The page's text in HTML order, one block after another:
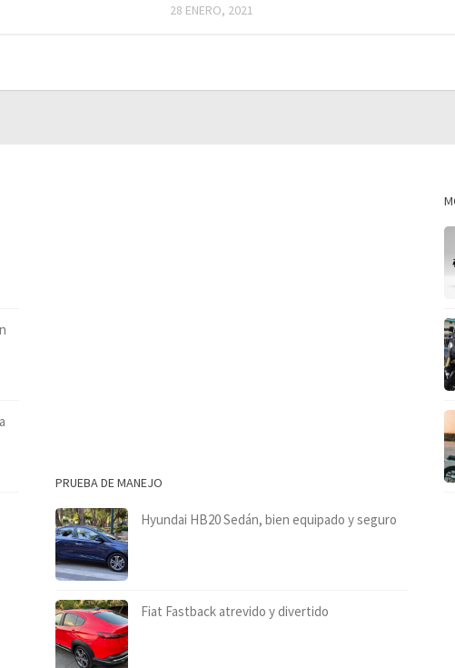
28 ENERO, 2021
PRUEBA DE MANEJO
Hyundai HB20 Sedán, bien equipado y seguro
Fiat Fastback atrevido y divertido